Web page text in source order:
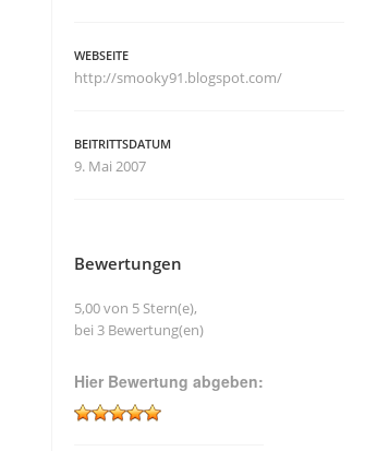
WEBSEITE
http://smooky91.blogspot.com/
BEITRITTSDATUM
9. Mai 2007
Bewertungen
5,00 von 5 Stern(e),
bei 3 Bewertung(en)
Hier Bewertung abgeben: